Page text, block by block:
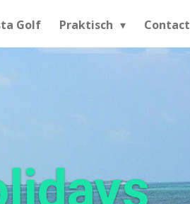
Golf Praktisch Contact